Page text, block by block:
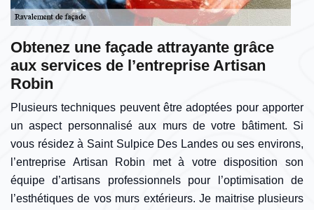
Obtenez une façade attrayante grâce
aux services de l’entreprise Artisan
Robin
Plusieurs techniques peuvent être adoptées pour apporter
un aspect personnalisé aux murs de votre bâtiment. Si
vous résidez à Saint Sulpice Des Landes ou ses environs,
l’entreprise Artisan Robin met à votre disposition son
équipe d’artisans professionnels pour l’optimisation de
l’esthétiques de vos murs extérieurs. Je maitrise plusieurs